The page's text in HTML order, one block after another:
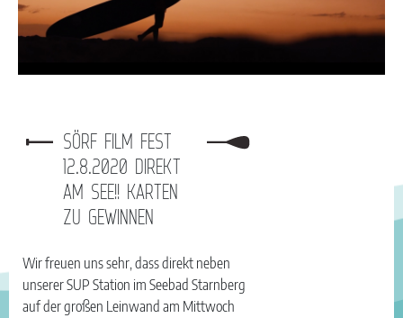
SÖRF FILM FEST
12.8.2020 DIREKT
AM SEE!! KARTEN
ZU GEWINNEN
Wir freuen uns sehr, dass direkt neben
unserer SUP Station im Seebad Starnberg
auf der großen Leinwand am Mittwoch